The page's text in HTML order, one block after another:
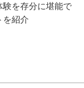
験を存分に堪能で
を紹介